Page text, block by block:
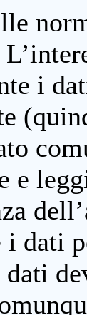
i
e
i dati